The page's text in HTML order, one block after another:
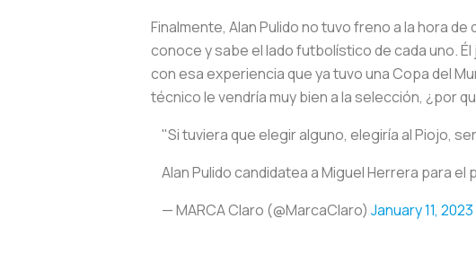
Finalmente, Alan Pulido no tuvo freno a la hora
conoce y sabe el lado futbolístico de cada uno.
con esa experiencia que ya tuvo una Copa del
técnico le vendría muy bien a la selección, ¿por
"Si tuviera que elegir alguno, elegiría al Piojo,
Alan Pulido candidatea a Miguel Herrera para
— MARCA Claro (@MarcaClaro) January 11, 2023